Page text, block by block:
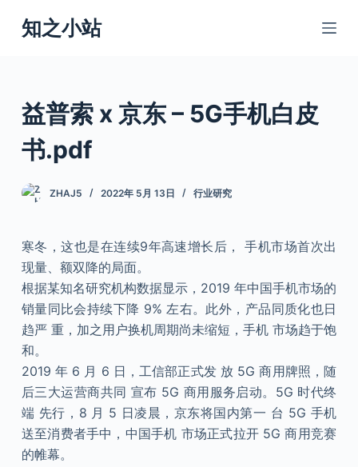
跳
过
知之小站
益普索 x 京东 – 5G手机白皮
书.pdf
ZHAJ5 2022年 5月 13日 行业研究
寒冬，这也是在连续9年高速增长后， 手机市场首次出
现量、额双降的局面。
根据某知名研究机构数据显示，2019 年中国手机市场的
销量同比会持续下降 9% 左右。此外，产品同质化也日
趋严 重，加之用户换机周期尚未缩短，手机 市场趋于饱
和。
2019 年 6 月 6 日，工信部正式发 放 5G 商用牌照，随
后三大运营商共同 宣布 5G 商用服务启动。5G 时代终
端 先行，8 月 5 日凌晨，京东将国内第一 台 5G 手机
送至消费者手中，中国手机 市场正式拉开 5G 商用竞赛
的帷幕。